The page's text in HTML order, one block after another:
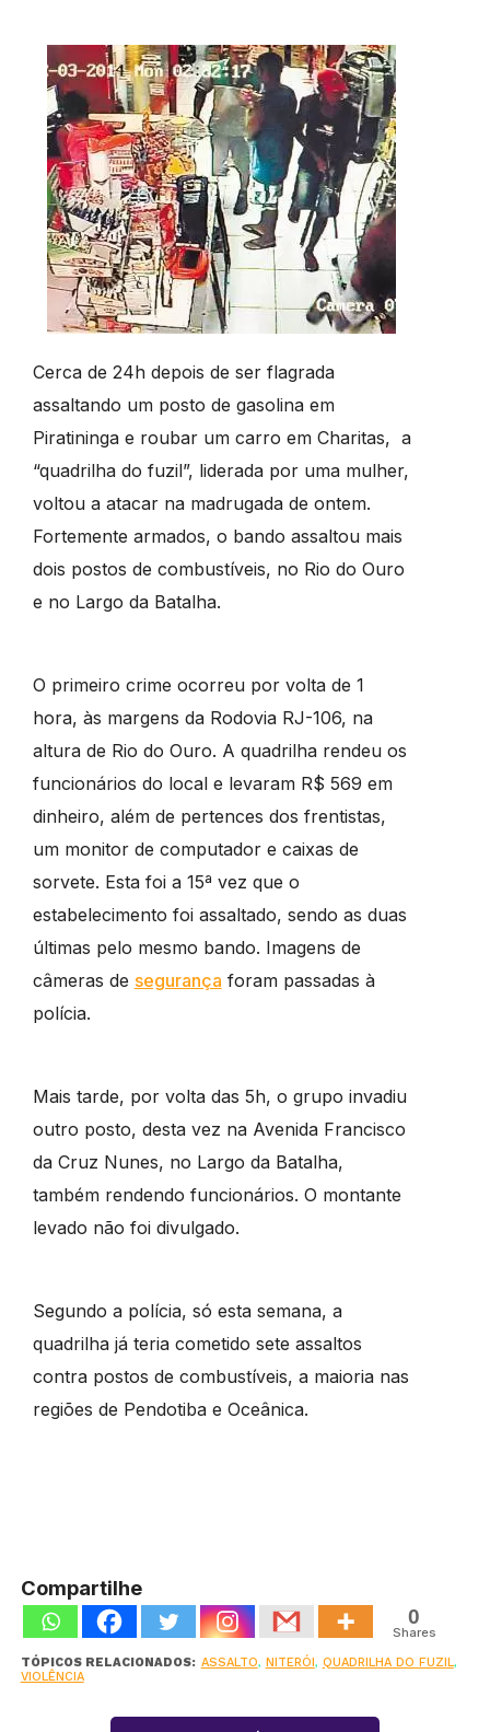
Cerca de 24h depois de ser flagrada
assaltando um posto de gasolina em
Piratininga e roubar um carro em Charitas, a
“quadrilha do fuzil”, liderada por uma mulher,
voltou a atacar na madrugada de ontem.
Fortemente armados, o bando assaltou mais
dois postos de combustíveis, no Rio do Ouro
e no Largo da Batalha.
O primeiro crime ocorreu por volta de 1
hora, às margens da Rodovia RJ-106, na
altura de Rio do Ouro. A quadrilha rendeu os
funcionários do local e levaram R$ 569 em
dinheiro, além de pertences dos frentistas,
um monitor de computador e caixas de
sorvete. Esta foi a 15ª vez que o
estabelecimento foi assaltado, sendo as duas
últimas pelo mesmo bando. Imagens de
câmeras de segurança foram passadas à
polícia.
Mais tarde, por volta das 5h, o grupo invadiu
outro posto, desta vez na Avenida Francisco
da Cruz Nunes, no Largo da Batalha,
também rendendo funcionários. O montante
levado não foi divulgado.
Segundo a polícia, só esta semana, a
quadrilha já teria cometido sete assaltos
contra postos de combustíveis, a maioria nas
regiões de Pendotiba e Oceânica.
Compartilhe
0
Shares
TÓPICOS RELACIONADOS: ASSALTO, NITERÓI, QUADRILHA DO FUZIL,
VIOLÊNCIA